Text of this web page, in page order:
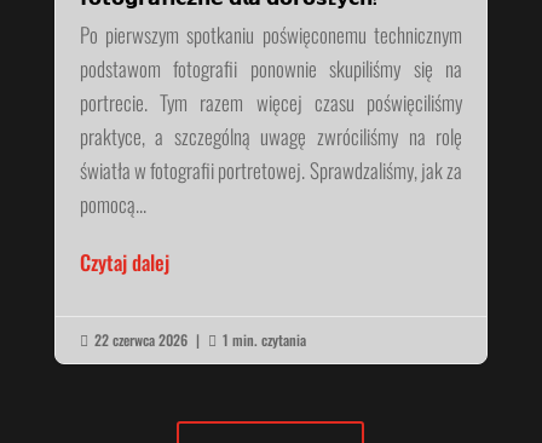
Po pierwszym spotkaniu poświęconemu technicznym
podstawom fotografii ponownie skupiliśmy się na
portrecie. Tym razem więcej czasu poświęciliśmy
praktyce, a szczególną uwagę zwróciliśmy na rolę
światła w fotografii portretowej. Sprawdzaliśmy, jak za
pomocą...
Czytaj dalej
 22 czerwca 2026 |  1 min. czytania